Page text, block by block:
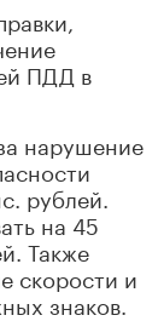
ПДД в
нарушение
рублей.
на 45
Также
скорости и
знаков.